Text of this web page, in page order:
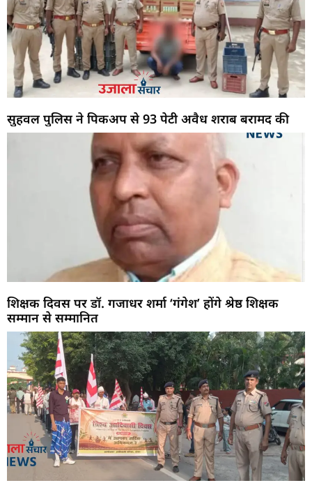
सुहवल पुलिस ने पिकअप से 93 पेटी अवैध शराब बरामद की
शिक्षक दिवस पर डॉ. गजाधर शर्मा ‘गंगेश’ होंगे श्रेष्ठ शिक्षक
सम्मान से सम्मानित